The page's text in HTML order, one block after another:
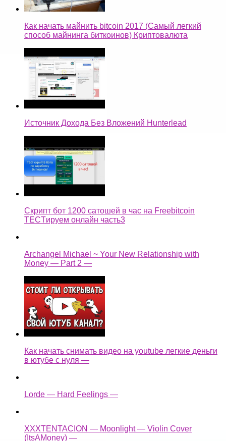
Как начать майнить bitcoin 2017 (Самый легкий
способ майнинга биткоинов) Криптовалюта
Источник Дохода Без Вложений Hunterlead
Скрипт бот 1200 сатошей в час на Freebitcoin
TECTируем онлайн часть3
Archangel Michael ~ Your New Relationship with
Money — Part 2 —
Как начать снимать видео на youtube легкие деньги
в ютубе с нуля —
Lorde — Hard Feelings —
XXXTENTACION — Moonlight — Violin Cover
(ItsAMoney) —